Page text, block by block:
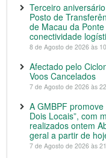
Terceiro
Posto de
de Macau da
conectividade
8 de Agosto de 2026 às
Afectado pelo
Voos Cancelados
7 de Agosto de 2026 às
A GMBPF
Dois Locais”, com
realizados ontem
geral a partir de
7 de Agosto de 2026 às